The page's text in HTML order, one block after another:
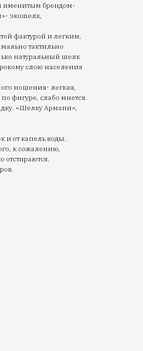
именитым брендом-
экошелк,
фактурой и легким,
тактильно
натуральный шелк
слою населения
ношения- легкая,
фигуре, слабо мнется.
«Шелку Армани»,
и от капель воды.
к сожалению,
отстираются.